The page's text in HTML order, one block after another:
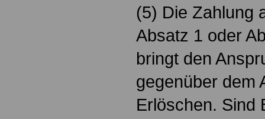
(5) Die Zahlung
Absatz 1 oder
bringt den
gegenüber dem
Erlöschen. Sind